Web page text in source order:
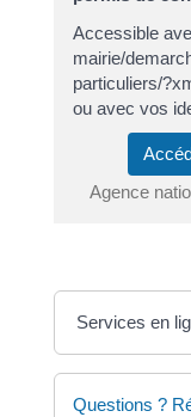
Accessible
mairie/
particuliers/
ou avec vos
Agence
Services en
Questions ?